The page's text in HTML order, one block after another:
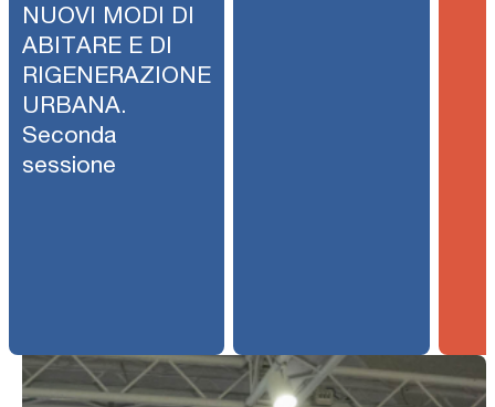
NUOVI MODI DI
ABITARE E DI
RIGENERAZIONE
URBANA.
Seconda
sessione